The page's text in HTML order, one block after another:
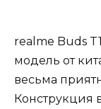
realme Buds
модель от
весьма
Конструкция